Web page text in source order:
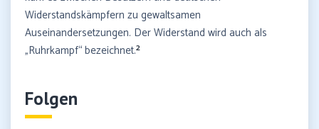
Widerstandskämpfern zu gewaltsamen
Auseinandersetzungen. Der Widerstand wird auch als
„Ruhrkampf“ bezeichnet.2
Folgen